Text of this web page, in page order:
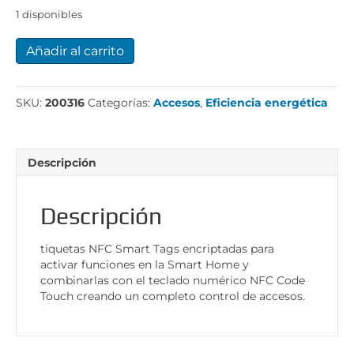
1 disponibles
NFC
Smart
cantidad
Añadir al carrito
SKU: 200316 Categorías: Accesos, Eficiencia energética
Descripción
Descripción
tiquetas NFC Smart Tags encriptadas para
activar funciones en la Smart Home y
combinarlas con el teclado numérico NFC Code
Touch creando un completo control de accesos.